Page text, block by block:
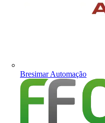
Bresimar Automação